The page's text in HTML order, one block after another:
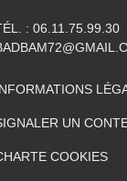
: 06.11.75.99.30
UN
COOKIES